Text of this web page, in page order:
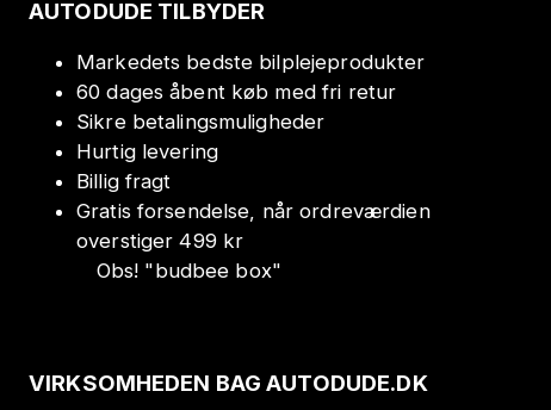
AUTODUDE TILBYDER
Markedets bedste bilplejeprodukter
60 dages åbent køb med fri retur
Sikre betalingsmuligheder
Hurtig levering
Billig fragt
Gratis forsendelse, når ordreværdien
overstiger 499 kr
Obs! "budbee box"
VIRKSOMHEDEN BAG AUTODUDE.DK